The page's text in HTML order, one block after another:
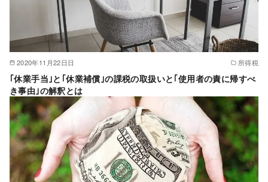
2020年11月22日日 所得税
｢休業手当｣と｢休業補償｣の課税の取扱いと｢使用者の責に帰すべ
き事由｣の解釈とは